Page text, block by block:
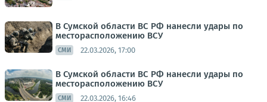
В Сумской области ВС РФ нанесли удары по
месторасположению ВСУ
СМИ 22.03.2026, 17:00
В Сумской области ВС РФ нанесли удары по
месторасположению ВСУ
СМИ 22.03.2026, 16:46